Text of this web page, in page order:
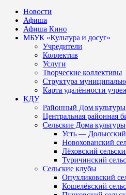
Новости
Афиша
Афиша Кино
МБУК «Культура и досуг»
Учредители
Коллектив
Услуги
Творческие коллективы
Структура
Карта удалённости
КДУ
Районный Дом культуры
Центральная районная
Сельские Дома культуры
Усть — Долысский
Новохованский
Лёховский
Туричинский
Сельские клубы
Опухликовский
Кошелёвский